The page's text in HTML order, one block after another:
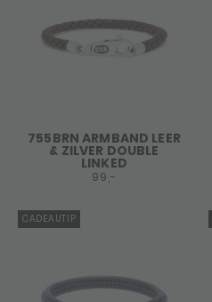
755BRN ARMBAND LEER
& ZILVER DOUBLE
LINKED
99,-
CADEAUTIP